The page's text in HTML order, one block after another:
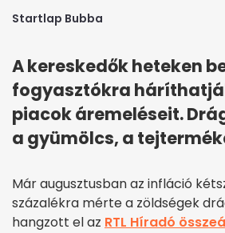
Startlap Bubba
A kereskedők heteken
fogyasztókra
piacok áremeléseit.
a gyümölcs, a
Már augusztusban az infláció
százalékra mérte a zöldségek
hangzott el az RTL Híradó